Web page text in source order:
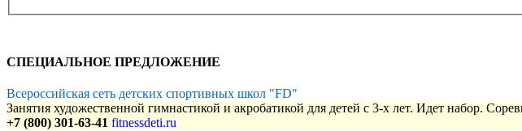
СПЕЦИАЛЬНОЕ ПРЕДЛОЖЕНИЕ
Всероссийская сеть детских спортивных школ "FD"
Занятия художественной гимнастикой и акробатикой для детей с 3-х лет. Идет набор.
+7 (800) 301-63-41 fitnessdeti.ru